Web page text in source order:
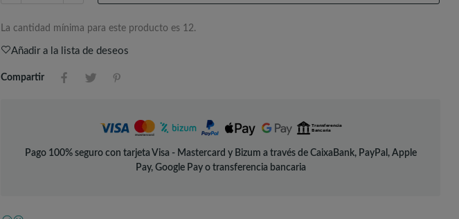
La cantidad mínima para este producto es 12.
Añadir a la lista de deseos
Compartir
Pago 100% seguro con tarjeta Visa - Mastercard y Bizum a través de CaixaBank, PayPal, Apple
Pay, Google Pay o transferencia bancaria